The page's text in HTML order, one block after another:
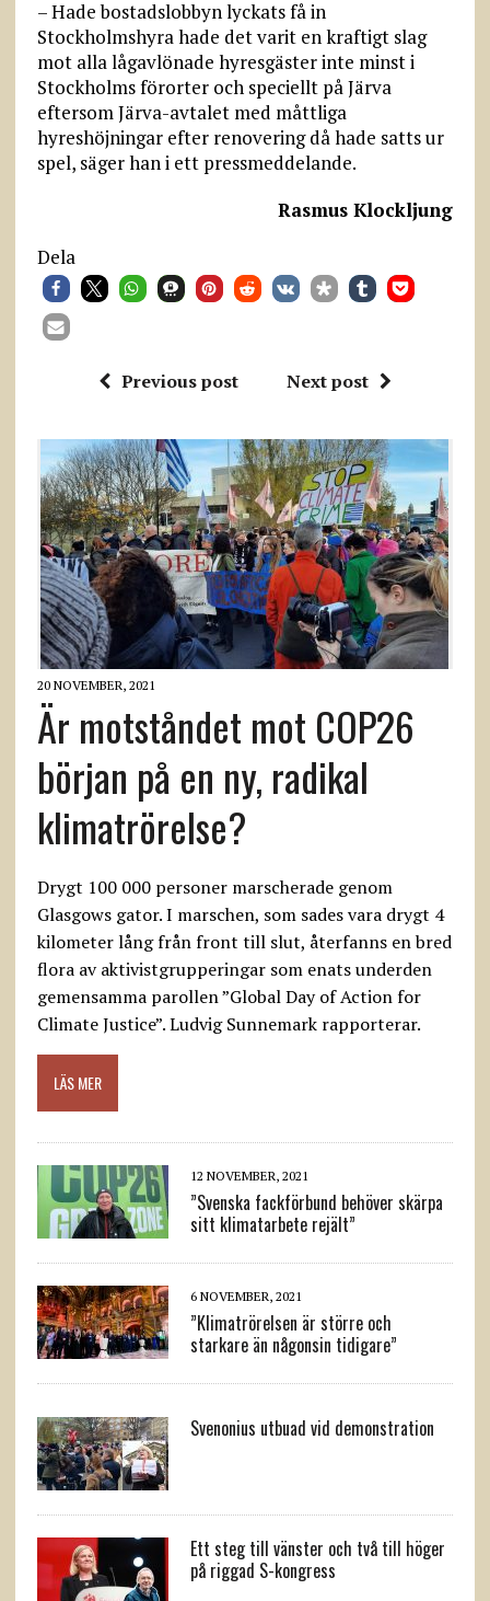
– Hade bostadslobbyn lyckats få in
Stockholmshyra hade det varit en kraftigt slag
mot alla lågavlönade hyresgäster inte minst i
Stockholms förorter och speciellt på Järva
eftersom Järva-avtalet med måttliga
hyreshöjningar efter renovering då hade satts ur
spel, säger han i ett pressmeddelande.
Rasmus Klockljung
Dela
Previous post Next post
20 NOVEMBER, 2021
Är motståndet mot COP26
början på en ny, radikal
klimatrörelse?
Drygt 100 000 personer marscherade genom
Glasgows gator. I marschen, som sades vara drygt 4
kilometer lång från front till slut, återfanns en bred
flora av aktivistgrupperingar som enats underden
gemensamma parollen ”Global Day of Action for
Climate Justice”. Ludvig Sunnemark rapporterar.
LÄS MER
12 NOVEMBER, 2021
”Svenska fackförbund behöver skärpa
sitt klimatarbete rejält”
6 NOVEMBER, 2021
”Klimatrörelsen är större och
starkare än någonsin tidigare”
Svenonius utbuad vid demonstration
Ett steg till vänster och två till höger
på riggad S-kongress